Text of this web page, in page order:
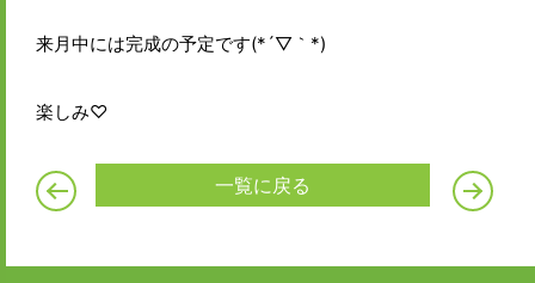
来月中には完成の予定です(*´▽｀*)
楽しみ♡
一覧に戻る